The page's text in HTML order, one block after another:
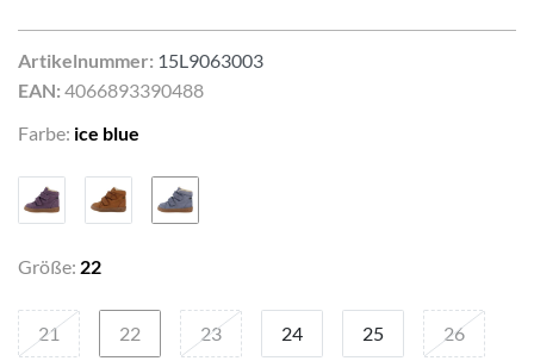
Artikelnummer: 15L9063003
EAN: 4066893390488
Farbe: ice blue
Größe: 22
21 22 23 24 25 26